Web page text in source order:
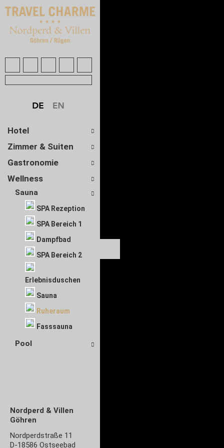
Hotel
Zimmer & Suiten
Gastronomie
Wellness
Sauna
SPA Rezeption
SPA Bereich 1
Dampfbad
SPA Bereich 2
Erlebnisduschen
Sauna
Ruheraum
Fasssauna
Pool
Nordperd & Villen
Göhren
Nordperdstraße 11
D-18586 Ostseebad